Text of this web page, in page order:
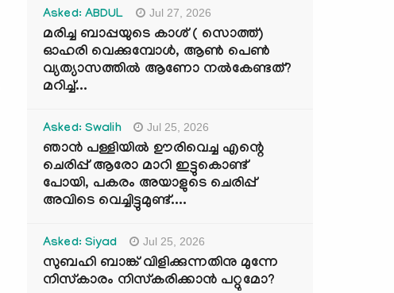
Asked: ABDUL Jul 27, 2026
മരിച്ച ബാപ്പയുടെ കാശ് ( സൊത്ത്)
ഓഹരി വെക്കുമ്പോൾ, ആണ്‍ പെണ്‍
വ്യത്യാസത്തില്‍ ആണോ നല്‍കേണ്ടത്?
മറിച്ച്...
Asked: Swalih Jul 25, 2026
ഞാൻ പള്ളിയിൽ ഊരിവെച്ച എന്റെ
ചെരിപ്പ് ആരോ മാറി ഇട്ടുകൊണ്ട്
പോയി, പകരം അയാളുടെ ചെരിപ്പ്
അവിടെ വെച്ചിട്ടുമുണ്ട്....
Asked: Siyad Jul 25, 2026
സുബഹി ബാങ്ക് വിളിക്കുന്നതിനു മുന്നേ
നിസ്കാരം നിസ്കരിക്കാൻ പറ്റുമോ?